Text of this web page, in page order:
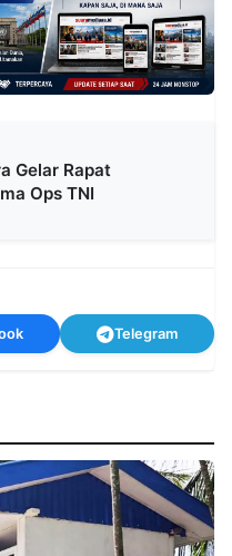
Gelar Rapat
Ops TNI
Telegram